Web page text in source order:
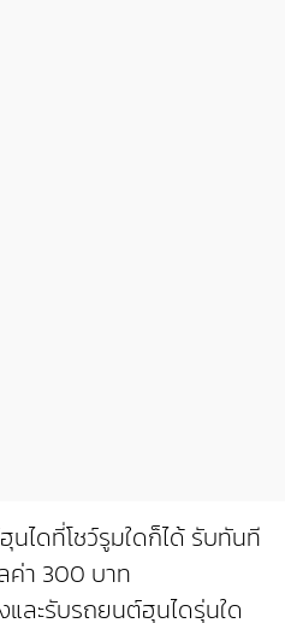
ไดที่โชว์รูมใดก็ได้ รับทันที
ค่า 300 บาท
ละรับรถยนต์ฮุนไดรุ่นใด